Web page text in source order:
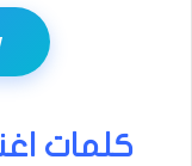
كلمات